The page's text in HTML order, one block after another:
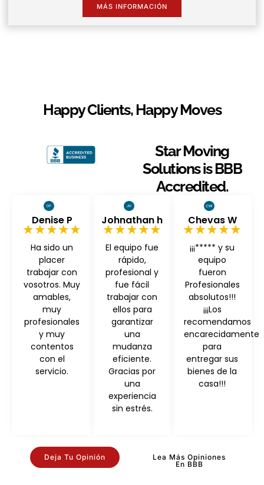
MÁS INFORMACIÓN
Happy Clients, Happy Moves
Star Moving
Solutions is BBB
Accredited.
Denise P
★★★★★
Ha sido un
placer
trabajar con
vosotros. Muy
amables,
muy
profesionales
y muy
contentos
con el
servicio.
Johnathan h
★★★★★
El equipo fue
rápido,
profesional y
fue fácil
trabajar con
ellos para
garantizar
una
mudanza
eficiente.
Gracias por
una
experiencia
sin estrés.
Chevas W
★★★★★
¡¡¡***** y su
equipo
fueron
Profesionales
absolutos!!!
¡¡¡Los
recomendamos
encarecidamente
para
entregar sus
bienes de la
casa!!!
Deja Tu Opinión
Lea Más Opiniones
En BBB